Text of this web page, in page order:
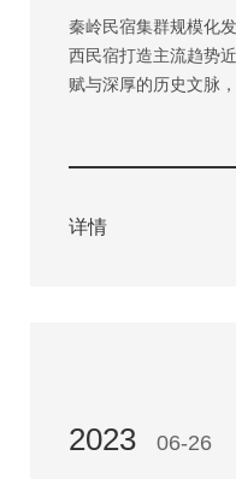
秦岭民宿集群规模化
西民宿打造主流趋势
赋与深厚的历史文脉
详情
2023 06-26